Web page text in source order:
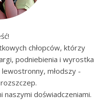
chłopców, którzy
podniebienia i wyrostka
młodszy -
naszymi doświadczeniami.